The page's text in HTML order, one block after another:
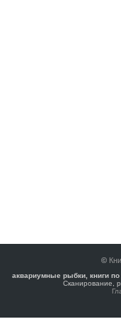
©
аквариумные рыбки, книги
Сканирование,